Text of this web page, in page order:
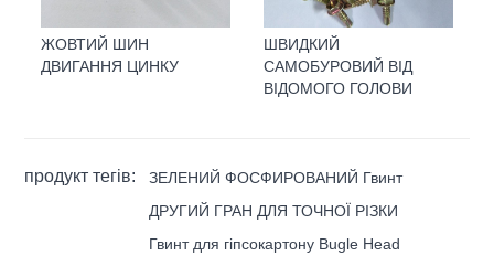
ЖОВТИЙ ШИН
ДВИГАННЯ ЦИНКУ
ШВИДКИЙ
САМОБУРОВИЙ ВІД
ВІДОМОГО ГОЛОВИ
продукт тегів:
ЗЕЛЕНИЙ ФОСФИРОВАНИЙ Гвинт
ДРУГИЙ ГРАН ДЛЯ ТОЧНОЇ РІЗКИ
Гвинт для гіпсокартону Bugle Head